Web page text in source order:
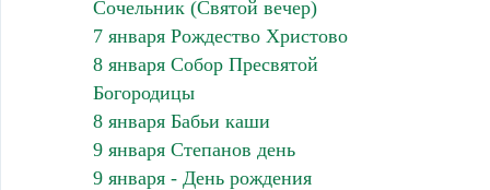
Сочельник (Святой вечер)
7 января Рождество Христово
8 января Собор Пресвятой
Богородицы
8 января Бабьи каши
9 января Степанов день
9 января - День рождения